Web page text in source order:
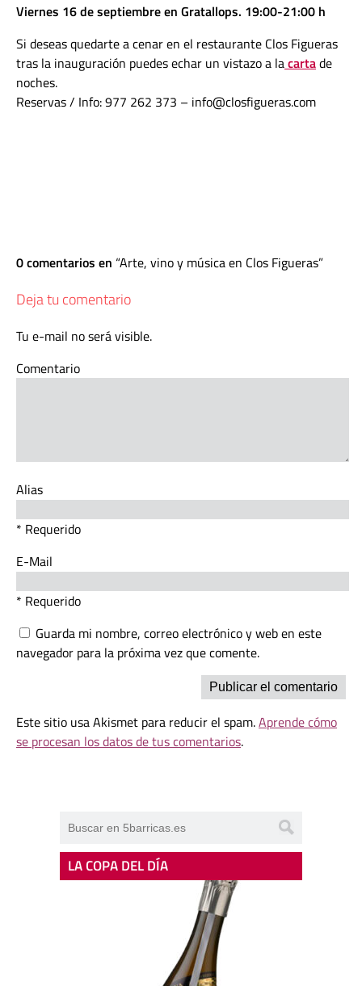
Viernes 16 de septiembre en Gratallops. 19:00-21:00 h
Si deseas quedarte a cenar en el restaurante Clos Figueras
tras la inauguración puedes echar un vistazo a lacartade
noches.
Reservas / Info: 977 262 373 – info@closfigueras.com
0 comentarios en Arte, vino y música en Clos Figueras
Deja tu comentario
Tu e-mail no será visible.
Comentario
Alias
* Requerido
E-Mail
* Requerido
Guarda mi nombre, correo electrónico y web en este
navegador para la próxima vez que comente.
Este sitio usa Akismet para reducir el spam.Aprende cómo
se procesan los datos de tus comentarios.
LA COPA DEL DÍA